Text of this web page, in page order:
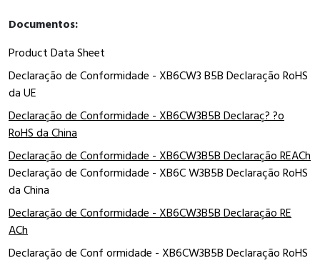
Documentos:
Product Data Sheet
Declaração de Conformidade - XB6CW3 B5B Declaração RoHS
da UE
Declaração de Conformidade - XB6CW3B5B Declaraç? ?o
RoHS da China
Declaração de Conformidade - XB6CW3B5B Declaração REACh
Declaração de Conformidade - XB6C W3B5B Declaração RoHS
da China
Declaração de Conformidade - XB6CW3B5B Declaração RE
ACh
Declaração de Conf ormidade - XB6CW3B5B Declaração RoHS